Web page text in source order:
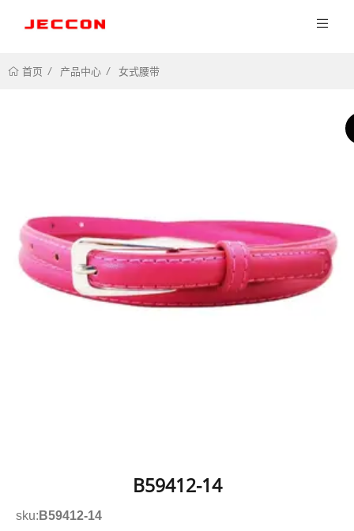
首页 产品中心 女式腰带
B59412-14
sku: B59412-14